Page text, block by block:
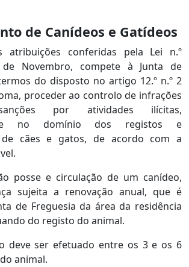
de Canídeos e Gatídeos
atribuições conferidas pela Lei n.º
Novembro, compete à Junta de
do disposto no artigo 12.º n.º 2
proceder ao controlo de infrações
por atividades ilícitas,
no domínio dos registos e
de cães e gatos, de acordo com a
posse e circulação de um canídeo,
sujeita a renovação anual, que é
de Freguesia da área da residência
do registo do animal.
deve ser efetuado entre os 3 e os 6
animal.